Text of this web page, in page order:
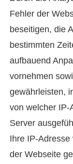
Fehler der
beseitigen, die
bestimmten
aufbauend
vornehmen
gewährleisten,
von welcher IP-
Server
Ihre IP-
der Webseite